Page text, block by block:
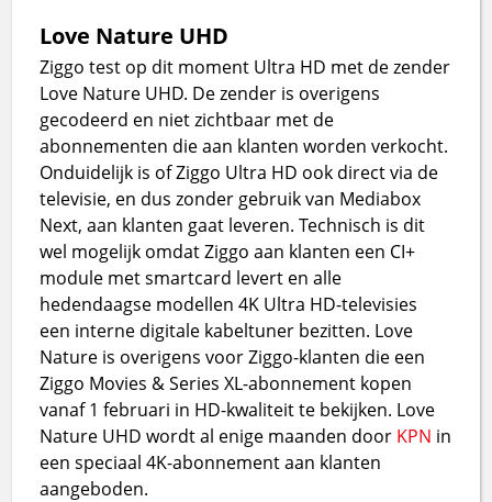
Love Nature UHD
Ziggo test op dit moment Ultra HD met de zender
Love Nature UHD. De zender is overigens
gecodeerd en niet zichtbaar met de
abonnementen die aan klanten worden verkocht.
Onduidelijk is of Ziggo Ultra HD ook direct via de
televisie, en dus zonder gebruik van Mediabox
Next, aan klanten gaat leveren. Technisch is dit
wel mogelijk omdat Ziggo aan klanten een CI+
module met smartcard levert en alle
hedendaagse modellen 4K Ultra HD-televisies
een interne digitale kabeltuner bezitten. Love
Nature is overigens voor Ziggo-klanten die een
Ziggo Movies & Series XL-abonnement kopen
vanaf 1 februari in HD-kwaliteit te bekijken. Love
Nature UHD wordt al enige maanden door KPN in
een speciaal 4K-abonnement aan klanten
aangeboden.